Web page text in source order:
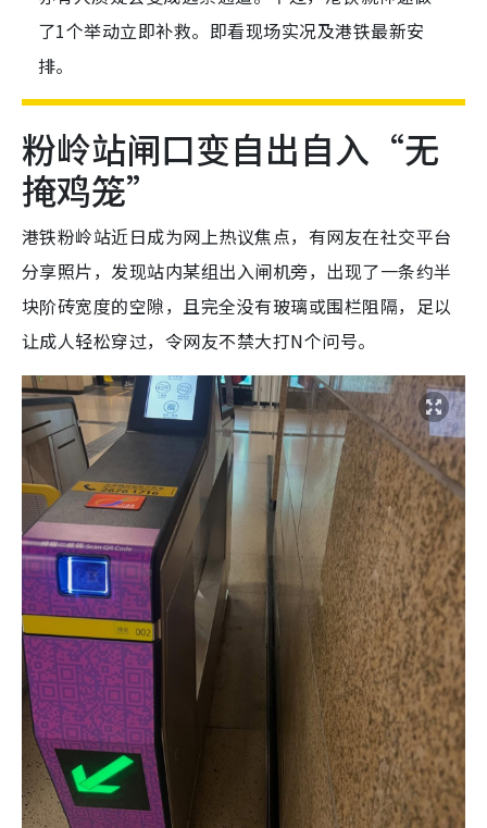
了1个举动立即补救。即看现场实况及港铁最新安
排。
粉岭站闸口变自出自入“无
掩鸡笼”
港铁粉岭站近日成为网上热议焦点，有网友在社交平台
分享照片，发现站内某组出入闸机旁，出现了一条约半
块阶砖宽度的空隙，且完全没有玻璃或围栏阻隔，足以
让成人轻松穿过，令网友不禁大打N个问号。